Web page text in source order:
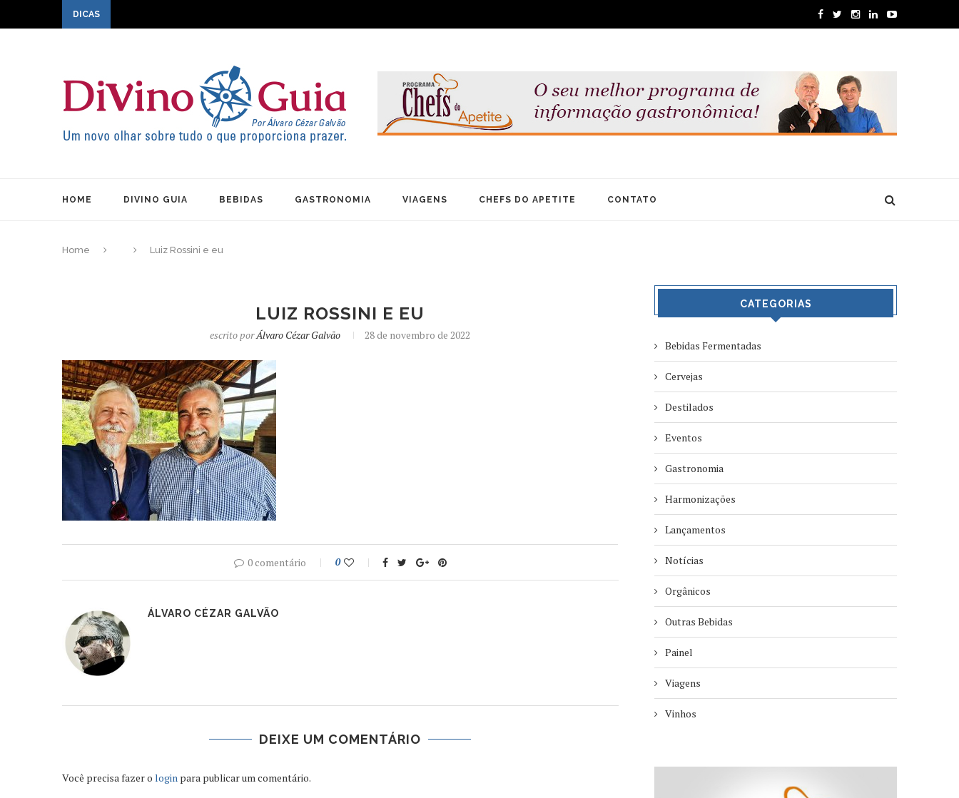
DICAS
HOME DIVINO GUIA BEBIDAS GASTRONOMIA VIAGENS CHEFS DO APETITE CONTATO
Home Luiz Rossini e eu
LUIZ ROSSINI E EU
escrito porÁlvaro Cézar Galvão 28 de novembro de 2022
0 comentário 0
ÁLVARO CÉZAR GALVÃO
DEIXE UM COMENTÁRIO
Você precisa fazer o login para publicar um comentário.
CATEGORIAS
Bebidas Fermentadas
Cervejas
Destilados
Eventos
Gastronomia
Harmonizações
Lançamentos
Notícias
Orgânicos
Outras Bebidas
Painel
Viagens
Vinhos